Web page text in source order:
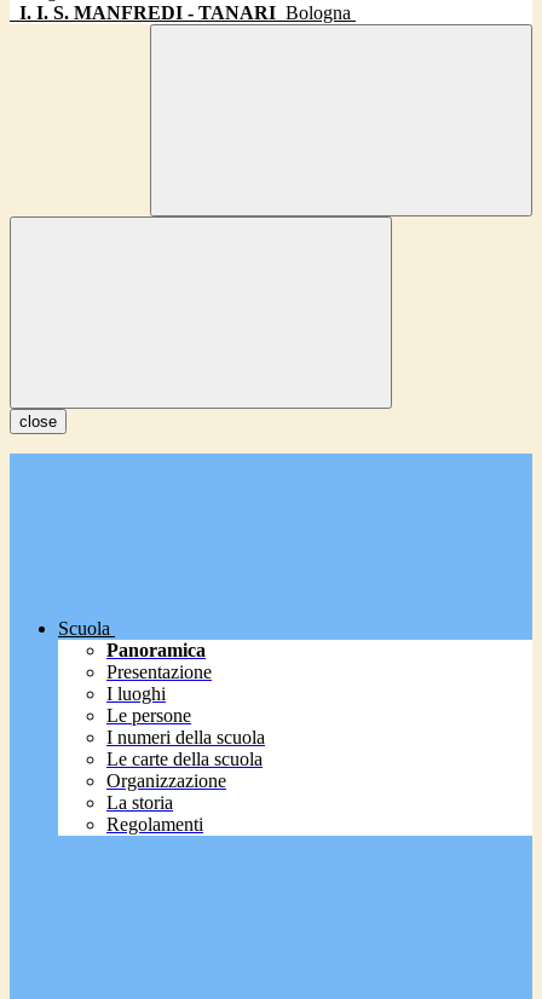
I. I. S. MANFREDI - TANARI Bologna
close
Scuola
Panoramica
Presentazione
I luoghi
Le persone
I numeri della scuola
Le carte della scuola
Organizzazione
La storia
Regolamenti